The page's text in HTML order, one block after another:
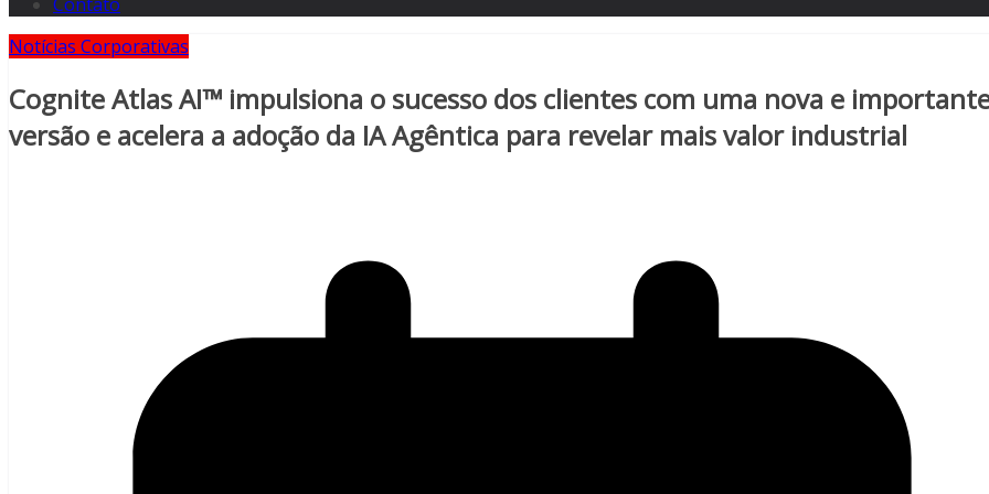
Contato
Notícias Corporativas
Cognite Atlas AI™ impulsiona o sucesso dos clientes com uma nova e
versão e acelera a adoção da IA Agêntica para revelar mais valor industrial